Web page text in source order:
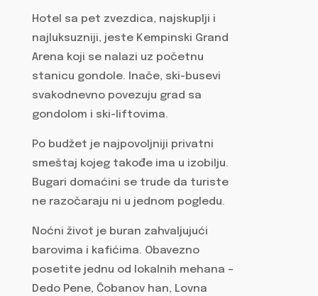
Hotel sa pet zvezdica, najskuplji i
najluksuzniji, jeste Kempinski Grand
Arena koji se nalazi uz početnu
stanicu gondole. Inače, ski-busevi
svakodnevno povezuju grad sa
gondolom i ski-liftovima.
Po budžet je najpovoljniji privatni
smeštaj kojeg takođe ima u izobilju.
Bugari domaćini se trude da turiste
ne razočaraju ni u jednom pogledu.
Noćni život je buran zahvaljujući
barovima i kafićima. Obavezno
posetite jednu od lokalnih mehana –
Dedo Pene, Čobanov han, Lovna